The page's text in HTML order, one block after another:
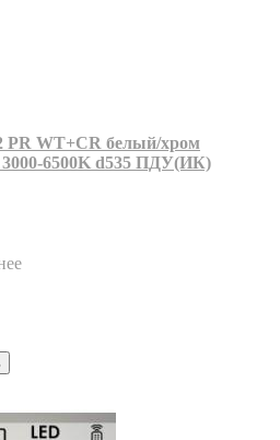
PR WT+CR белый/хром
6500K d535 ПДУ(ИК)